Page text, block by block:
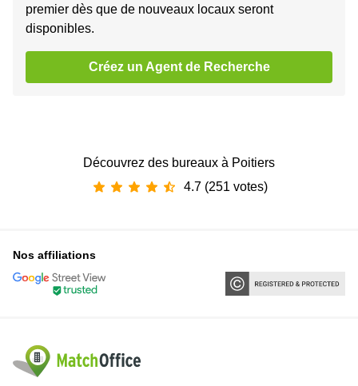
premier dès que de nouveaux locaux seront
disponibles.
Créez un Agent de Recherche
Découvrez des bureaux à Poitiers
4.7 (251 votes)
Nos affiliations